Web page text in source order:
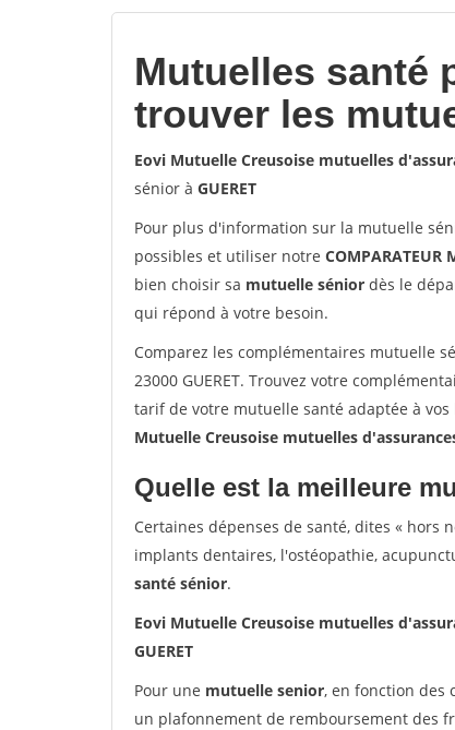
Mutuelles santé
trouver les
Eovi Mutuelle Creusoise mutuelles
sénior à GUERET
Pour plus d'information sur la mutuelle
possibles et utiliser notre COMPARATEUR
bien choisir sa mutuelle sénior dès le
qui répond à votre besoin.
Comparez les complémentaires mutuelle
23000 GUERET. Trouvez votre
tarif de votre mutuelle santé adaptée à vos
Mutuelle Creusoise mutuelles d'assurances
Quelle est la meilleure
Certaines dépenses de santé, dites « hors
implants dentaires, l'ostéopathie,
santé sénior.
Eovi Mutuelle Creusoise mutuelles
GUERET
Pour une mutuelle senior, en fonction des
un plafonnement de remboursement des